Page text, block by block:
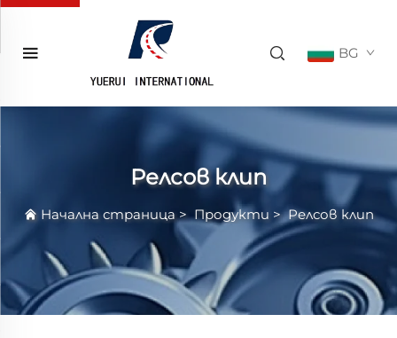
BG
Релсов клип
Начална страница>Продукти >Релсов клип